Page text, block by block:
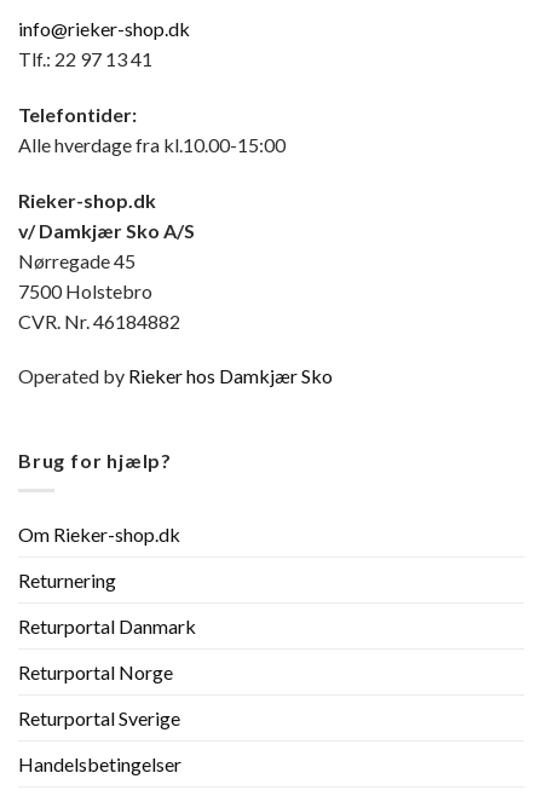
info@rieker-shop.dk
Tlf.: 22 97 13 41
Telefontider:
Alle hverdage fra kl.10.00-15:00
Rieker-shop.dk
v/ Damkjær Sko A/S
Nørregade 45
7500 Holstebro
CVR. Nr. 46184882
Operated by Rieker hos Damkjær Sko
Brug for hjælp?
Om Rieker-shop.dk
Returnering
Returportal Danmark
Returportal Norge
Returportal Sverige
Handelsbetingelser